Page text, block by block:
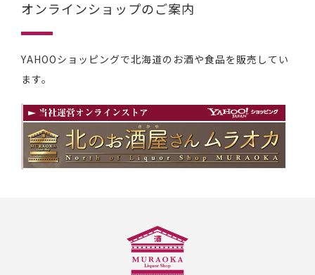
オンラインショップのご案内
YAHOOショッピングで北海道のお酒や食品を販売してい
ます。